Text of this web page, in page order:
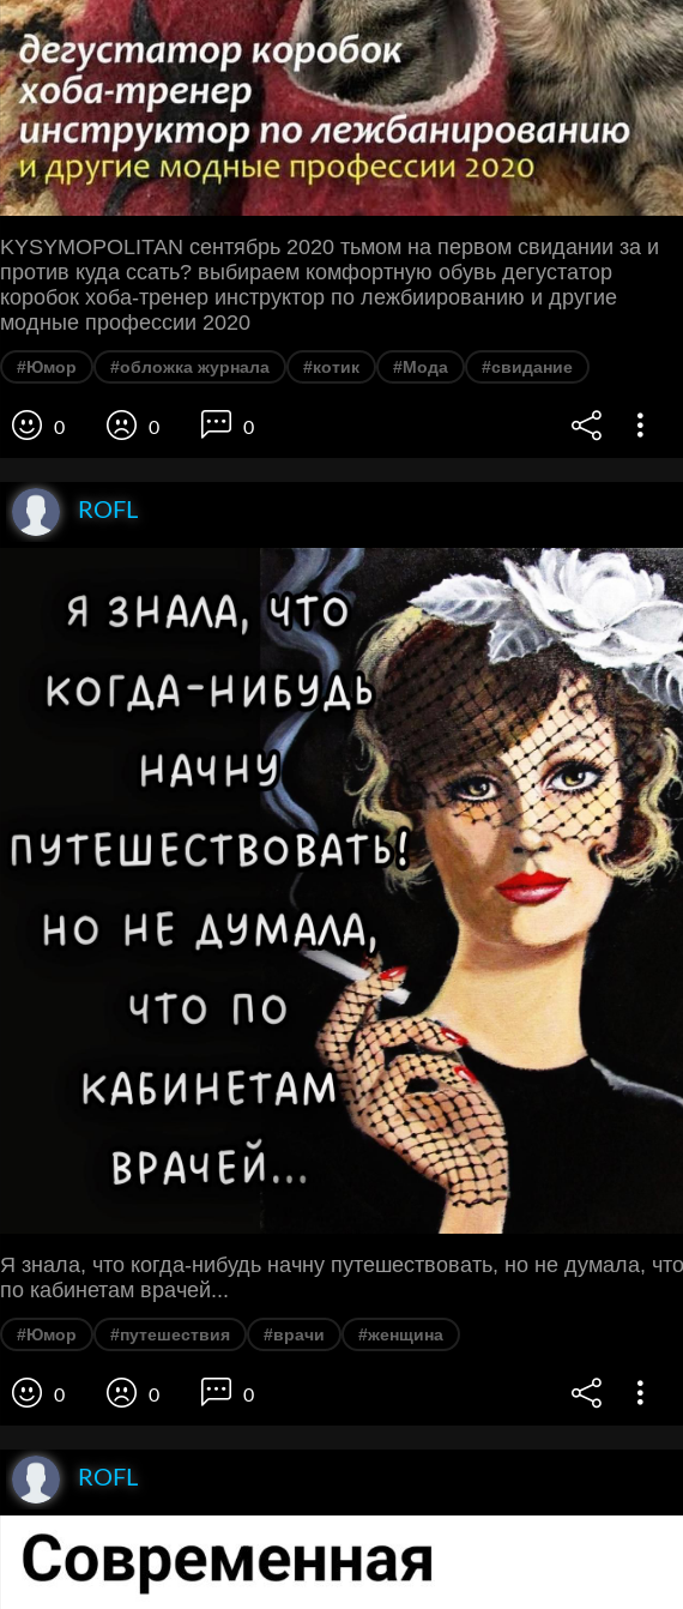
KYSYMOPOLITAN сентябрь 2020 тьмом на первом свидании за и
против куда сcать? выбираем комфортную обувь дегустатор
коробок хоба-тренер инструктор по лежбиированию и другие
модные профессии 2020
#Юмор #обложка журнала #котик #Мода #свидание
0 0 0
ROFL
Я знала, что когда-нибудь начну путешествовать, но не думала, что
по кабинетам врачей...
#Юмор #путешествия #врачи #женщина
0 0 0
ROFL